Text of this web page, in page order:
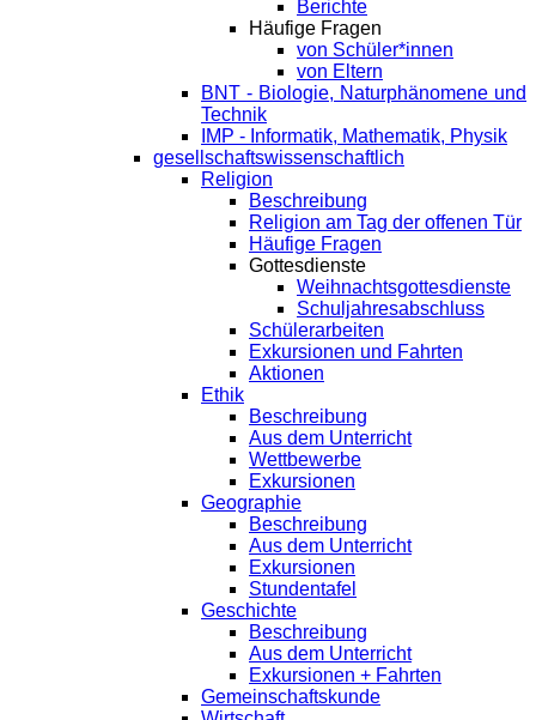
Berichte
Häufige Fragen
von Schüler*innen
von Eltern
BNT - Biologie, Naturphänomene und
Technik
IMP - Informatik, Mathematik, Physik
gesellschaftswissenschaftlich
Religion
Beschreibung
Religion am Tag der offenen Tür
Häufige Fragen
Gottesdienste
Weihnachtsgottesdienste
Schuljahresabschluss
Schülerarbeiten
Exkursionen und Fahrten
Aktionen
Ethik
Beschreibung
Aus dem Unterricht
Wettbewerbe
Exkursionen
Geographie
Beschreibung
Aus dem Unterricht
Exkursionen
Stundentafel
Geschichte
Beschreibung
Aus dem Unterricht
Exkursionen + Fahrten
Gemeinschaftskunde